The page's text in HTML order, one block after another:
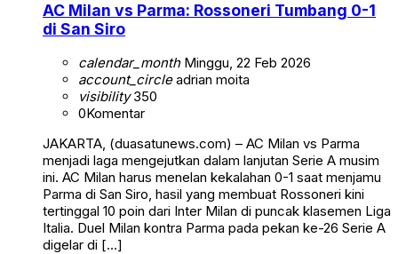
AC Milan vs Parma: Rossoneri Tumbang 0-1
di San Siro
calendar_monthMinggu, 22 Feb 2026
account_circleadrian moita
visibility350
0Komentar
JAKARTA, (duasatunews.com) – AC Milan vs Parma
menjadi laga mengejutkan dalam lanjutan Serie A musim
ini. AC Milan harus menelan kekalahan 0-1 saat menjamu
Parma di San Siro, hasil yang membuat Rossoneri kini
tertinggal 10 poin dari Inter Milan di puncak klasemen Liga
Italia. Duel Milan kontra Parma pada pekan ke-26 Serie A
digelar di […]